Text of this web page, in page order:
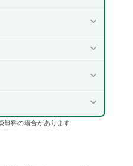
のがおすすめ！
談をするときの5つのコ
や、戸籍謄本・財産目
無料の場合があります